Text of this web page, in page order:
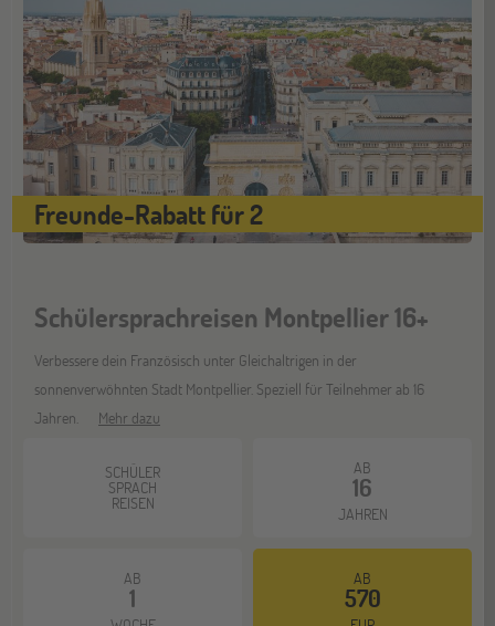
Freunde-Rabatt für 2
Schülersprachreisen Montpellier 16+
Verbessere dein Französisch unter Gleichaltrigen in der
sonnenverwöhnten Stadt Montpellier. Speziell für Teilnehmer ab 16
Jahren.
Mehr dazu
SCHÜLER
SPRACH
REISEN
AB
16
JAHREN
AB
1
AB
570